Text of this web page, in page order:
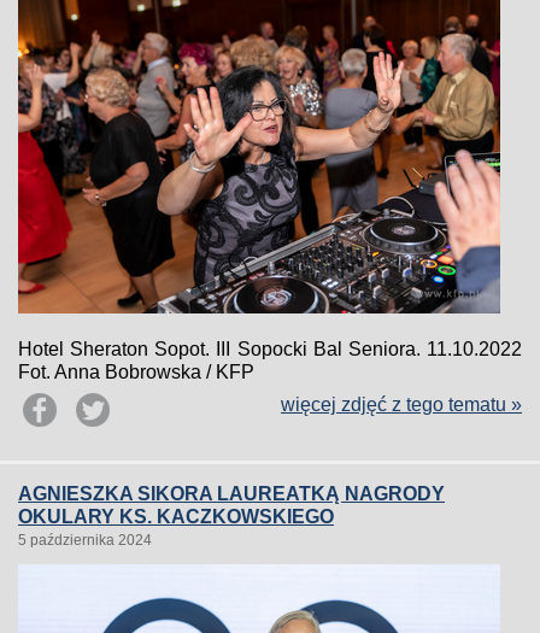
Hotel Sheraton Sopot. III Sopocki Bal Seniora. 11.10.2022
Fot. Anna Bobrowska / KFP
więcej zdjęć z tego tematu »
AGNIESZKA SIKORA LAUREATKĄ NAGRODY
OKULARY KS. KACZKOWSKIEGO
5 października 2024